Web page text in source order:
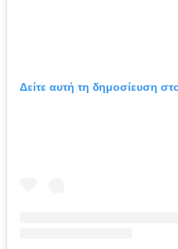
Δείτε αυτή τη δημοσίευση